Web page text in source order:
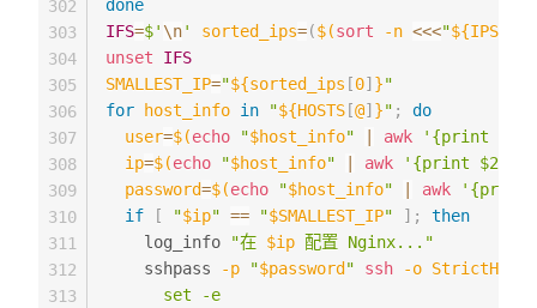
done
IFS=$' \n' sorted_ips=($(sort -n <<<"${IPS
unset
IFS
SMALLEST_IP="${sorted_ips [0] }"
for
host_info in "${HOSTS [@] }" ;
do
user=$(echo "$host_info" awk
'{print $1}'
ip=$(echo "$host_info" awk '{print $2}'
password=$(echo "$host_info" awk
'{print
if
[ "$ip" == "$SMALLEST_IP" ] ;
then
    log_info
"在 $ip 配置 Nginx..."
    sshpass
-p "$password " ssh -o
      set -e
302
303
304
305
306
307
308
309
310
311
312
313